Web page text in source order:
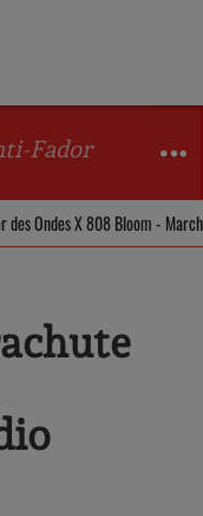
Fador
des Ondes X 808 Bloom -